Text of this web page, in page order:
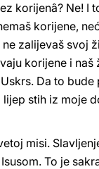
korijenâ? Ne!
korijene,
zalijevaš svoj
korijene i
Da to
stih iz moje
misi.
To je